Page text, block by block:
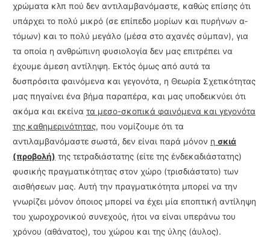
χρώματα κλπ πού δεν αντι­λαμβανόμαστε, καθώς επίσης ότι
υπάρχει το πολύ μικρό (σε επίπεδο μορίων και πυρήνων α­
τόμων) και το πολύ μεγάλο (μέσα στο αχανές σύμπαν), για
τα οποία η ανθρώπινη φυσιολογία δεν μας επιτρέπει να
έχουμε άμεση αντίληψη. Εκτός όμως από αυτά τα
δυσπρόσιτα φαι­νόμενα και γεγονότα, η Θεωρία Σχετικότητας
μας πηγαίνει ένα βήμα παραπέρα, και μας υποδεικνύει ότι
ακόμα και εκείνατα μεσο-σκοπικά φαινόμενα και γεγονότα
της καθημερινότητας, που νομίζουμε ότι τα
αντιλαμβανόμαστε σωστά, δεν είναι παρά μόνον ησκιά
(προ­βολή) της τετραδιάστατης (είτε της ένδεκαδιάστατης)
φυσικής πραγματικότητας στον χώρο (τρισδιάστατο) των
αισθήσεων μας. Αυτή την πραγματικότητα μπορεί να την
γνωρίζει μόνον όποιος μπορεί να έχει μία εποπτική αντίληψη
του χωροχρονικού συνεχούς, ήτοι να είναι υπεράνω του
χρόνου (αθάνατος), του χώρου και της ύλης (άυλος).